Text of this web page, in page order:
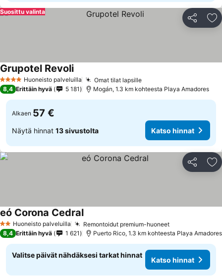
Jaa
Suosittu valinta
4 TähtiluokitusHuoneisto palveluilla Omat tilat lapsille
Grupotel Revoli
8,4 Erittäin hyvä 5 181 Mogán, 1.3 km kohteesta Playa Amadores
Alkaen 57 €
Näytä hinnat 13 sivustolta Katso hinnat
Jaa
2 Tähtiluokitus
Huoneisto palveluilla Remontoidut premium-huoneet
eó Corona Cedral
8,4 Erittäin hyvä 1 621 Puerto Rico, 1.3 km kohteesta Playa Amadores
Valitse päivät nähdäksesi tarkat hinnat
Katso hinnat